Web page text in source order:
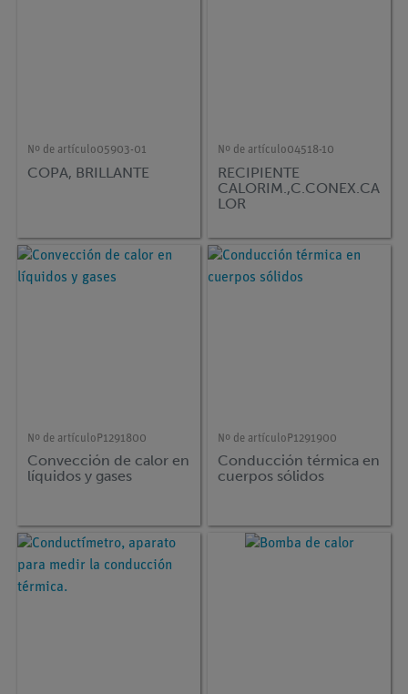
Nº de artículo05903-01
COPA, BRILLANTE
Nº de artículo04518-10
RECIPIENTE
CALORIM.,C.CONEX.CA
LOR
Nº de artículo P1291800
Convección de calor en
líquidos y gases
Nº de artículo P1291900
Conducción térmica en
cuerpos sólidos